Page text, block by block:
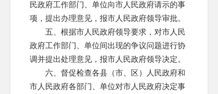
民政府工作部门、单位向市人民政府请示的事
项，提出办理意见，报市人民政府领导审批。
五、根据市人民政府领导要求，对市人民
政府工作部门、单位间出现的争议问题进行协
调并提出处理意见，报市人民政府领导决定。
六、督促检查各县（市、区）人民政府和
市人民政府各部门、单位对市人民政府决定事